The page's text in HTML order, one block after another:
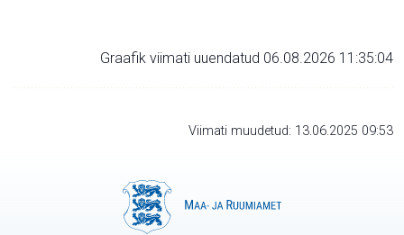
Graafik viimati uuendatud 06.08.2026 11:35:04
Viimati muudetud: 13.06.2025 09:53